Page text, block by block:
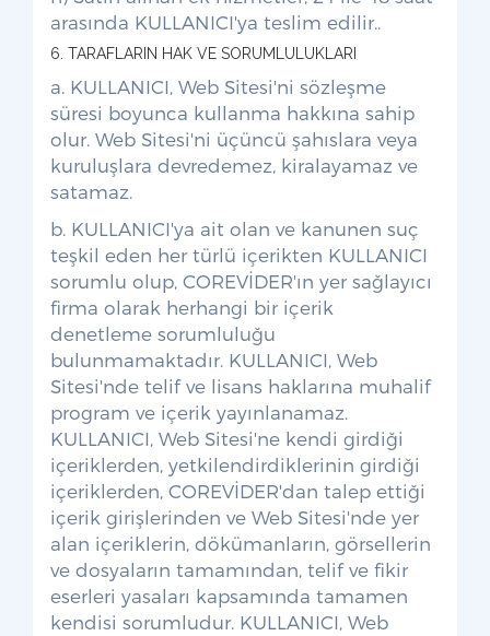
arasında KULLANICI'ya teslim edilir..
6. TARAFLARIN HAK VE SORUMLULUKLARI
a. KULLANICI, Web Sitesi'ni sözleşme
süresi boyunca kullanma hakkına sahip
olur. Web Sitesi'ni üçüncü şahıslara veya
kuruluşlara devredemez, kiralayamaz ve
satamaz.
b. KULLANICI'ya ait olan ve kanunen suç
teşkil eden her türlü içerikten KULLANICI
sorumlu olup, COREVİDER'ın yer sağlayıcı
firma olarak herhangi bir içerik
denetleme sorumluluğu
bulunmamaktadır. KULLANICI, Web
Sitesi'nde telif ve lisans haklarına muhalif
program ve içerik yayınlanamaz.
KULLANICI, Web Sitesi'ne kendi girdiği
içeriklerden, yetkilendirdiklerinin girdiği
içeriklerden, COREVİDER'dan talep ettiği
içerik girişlerinden ve Web Sitesi'nde yer
alan içeriklerin, dökümanların, görsellerin
ve dosyaların tamamından, telif ve fikir
eserleri yasaları kapsamında tamamen
kendisi sorumludur. KULLANICI, Web